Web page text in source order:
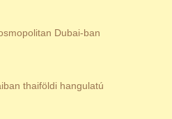
Dubai-ban
thaiföldi hangulatú